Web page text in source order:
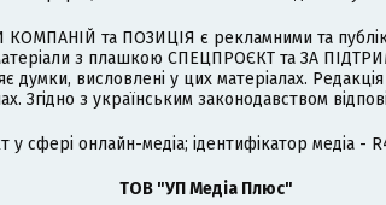
та ПОЗИЦІЯ є рекламними та
з плашкою СПЕЦПРОЄКТ та ЗА
думки, висловлені у цих матеріалах.
Згідно з українським законодавством
у сфері онлайн-медіа; ідентифікатор медіа -
ТОВ "УП Медіа Плюс"